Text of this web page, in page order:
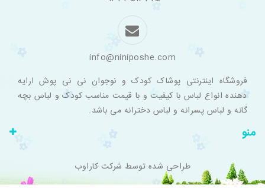
info@niniposhe.com
فروشگاه اینترنتی پوشاک کودک و نوجوان نی نی پوش ارایه
دهنده انواع لباس با کیفیت و با قیمت مناسب کودک و لباس بچه
گانه و لباس پسرانه و لباس دخترانه می باشد.
منو
طراحی شده توسط شرکت کاراوب